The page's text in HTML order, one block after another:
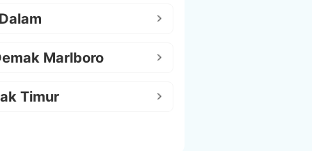
Marlboro
Timur